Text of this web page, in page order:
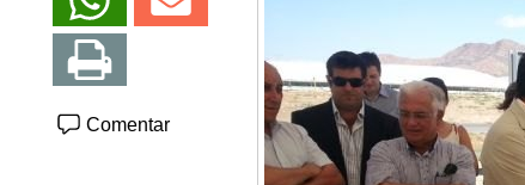
Comentar